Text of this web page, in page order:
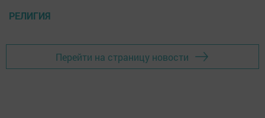
РЕЛИГИЯ
Перейти на страницу новости